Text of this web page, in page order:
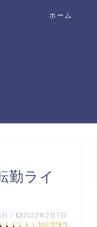
ホーム
勤ライ
/ 2022年2月7日